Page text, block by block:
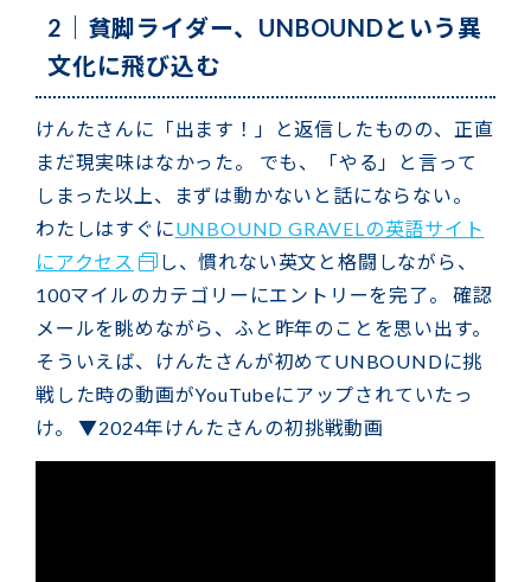
2｜貧脚ライダー、UNBOUNDという異
文化に飛び込む
けんたさんに「出ます！」と返信したものの、正直
まだ現実味はなかった。 でも、「やる」と言って
しまった以上、まずは動かないと話にならない。
わたしはすぐにUNBOUND GRAVELの英語サイト
にアクセス
し、慣れない英文と格闘しながら、
100マイルのカテゴリーにエントリーを完了。 確認
メールを眺めながら、ふと昨年のことを思い出す。
そういえば、けんたさんが初めてUNBOUNDに挑
戦した時の動画がYouTubeにアップされていたっ
け。 ▼2024年けんたさんの初挑戦動画